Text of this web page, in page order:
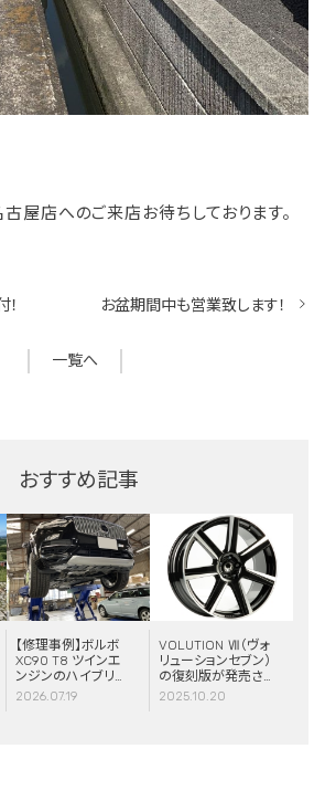
屋店へのご来店お待ちしております。
一覧へ
お盆期間中も営業致します！
おすすめ記事
【修理事例】ボルボ
XC90 T8 ツインエ
ンジンのハイブリッ
ドシステム故障・
2026.07.19
VOLUTION Ⅶ（ヴォ
リューションセブン）
の復刻版が発売さ
れました！
2025.10.20